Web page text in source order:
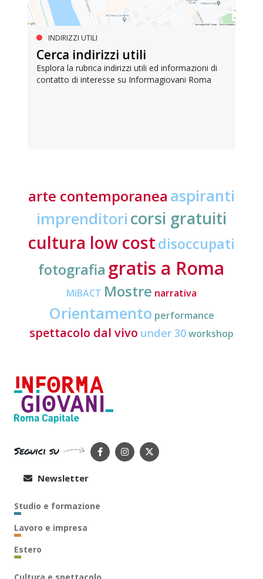
INDIRIZZI UTILI
Cerca indirizzi utili
Esplora la rubrica indirizzi utili ed informazioni di
contatto di interesse su Informagiovani Roma
arte contemporanea aspiranti
imprenditori corsi gratuiti
cultura low costdisoccupati
fotografia gratis a Roma
MiBACT Mostre narrativa
Orientamento performance
spettacolo dal vivo under 30workshop
Seguici su
Newsletter
Studio e formazione
Lavoro e impresa
Estero